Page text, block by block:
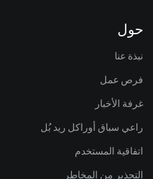
حول
نبذة عنا
فرص عمل
غرفة الأخبار
راعي سباق أوراكل ريد بُل
اتفاقية المستخدم
التحذير من المخاطر